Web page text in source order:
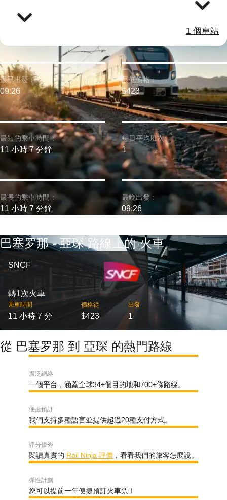
1 個車站
最短的乘車時間：
11 小時 7 分鐘
最早出發：
09:26
最長的乘車時間：
11 小時 7 分鐘
最低價格：
$423
每日平均班次:
1
最晚出發：
09:26
巴塞罗那 - 亞琛 路線上的 火車
SNCF
轉1次火車
乘車時間
11 小時 7 分
價格從
$423
出發
1
從 巴塞罗那 到 亞琛 的熱門路線
廣泛網絡
一個平台，涵蓋全球34+個目的地和700+條路線。
便捷預訂
我們支持多種語言並提供超過20種支付方式。
評分優秀
閱讀真實的 Rail Ninja 評價 ，看看我們的旅客怎麼說。
彈性計劃
您可以提前一年便捷預訂火車票！